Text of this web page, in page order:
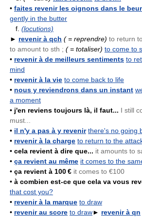
• faites revenir les oignons dans le
gently in the butter
f. (locutions)
► revenir à qch ( = reprendre) to return
to amount to sth ; ( = totaliser) to come to
• revenir à de meilleurs sentiments to
mind
• revenir à la vie to come back to life
• nous y reviendrons dans un instant
a moment
• j'en reviens toujours là, il faut... I still
must...
• il n'y a pas à y revenir there's no going
• revenir à la charge to return to the
• cela revient à dire que... it amounts to
• ça revient au même it comes to the
• ça revient à 100 € it comes to €100
• à combien est-ce que cela va vous
that cost you?
• revenir à la marque to draw
• revenir au score to draw► revenir à qn